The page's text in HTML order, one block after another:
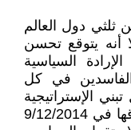
دول العالم
إلا أنه يتوقع تحسن
السياسية
الفاسدين في كل
الإستراتيجية
الوطنية لمكافحة الفساد التي تم إطلاقها في 9/12/2014